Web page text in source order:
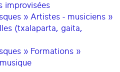
improvisées
» Artistes - musiciens »
(txalaparta, gaita,
» Formations »